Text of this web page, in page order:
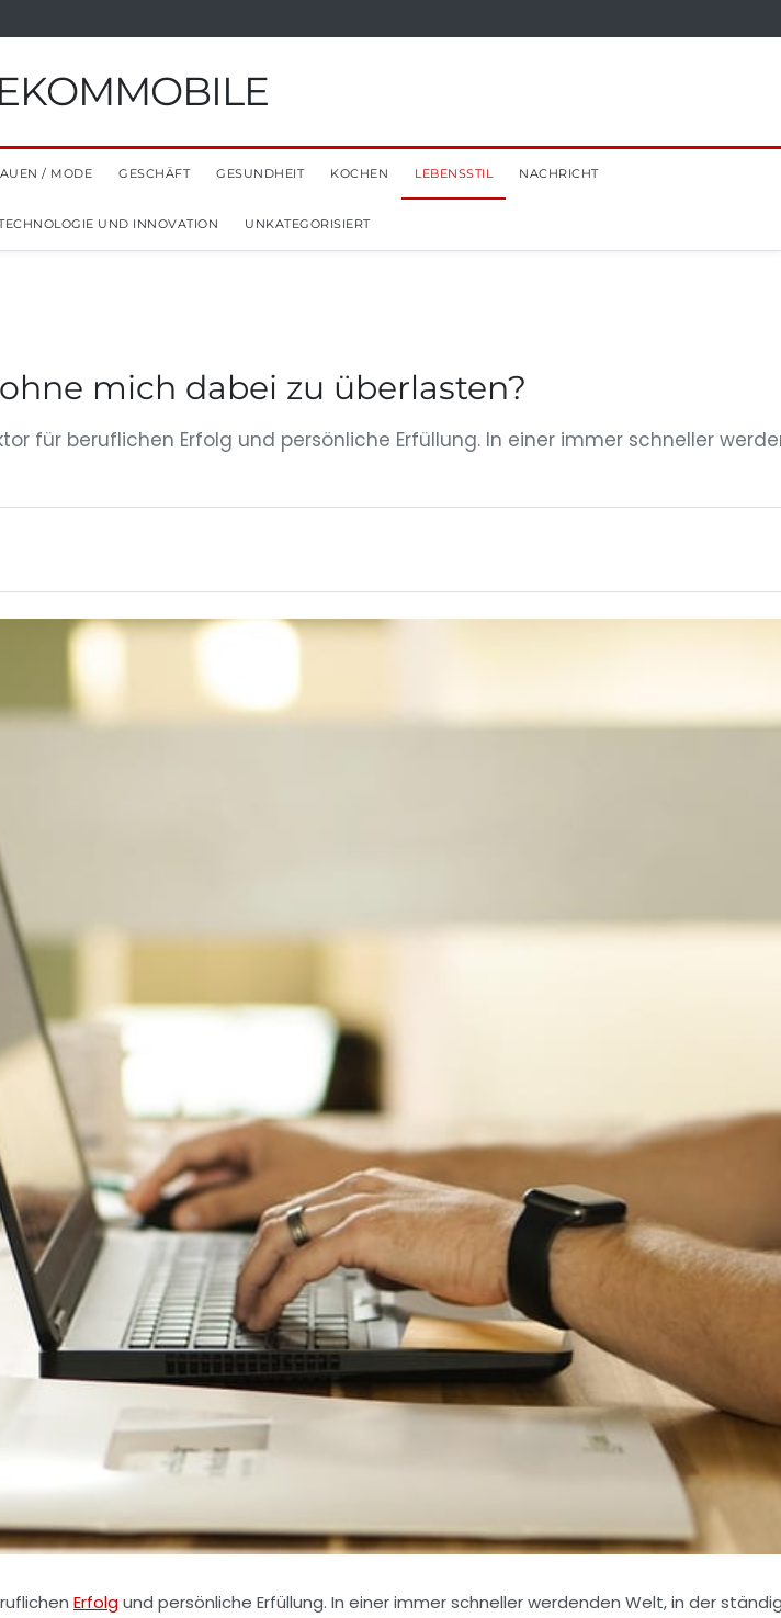
/ MODE GESCHÄFT GESUNDHEIT KOCHEN LEBENSSTIL NACHRICHT
UND INNOVATION UNKATEGORISIERT
mich dabei zu überlasten?
für beruflichen Erfolg und persönliche Erfüllung. In einer immer schneller
Erfolgund persönliche Erfüllung. In einer immer schneller werdenden Welt, in der